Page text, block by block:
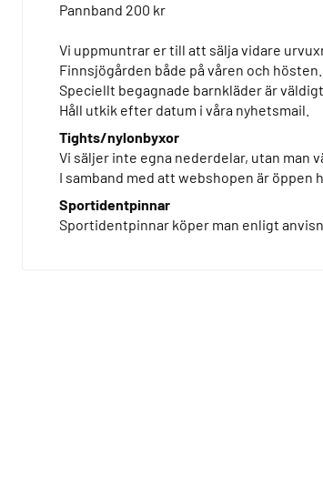
Pannband 200 kr
Vi uppmuntrar er till att sälja vidare
Finnsjögården både på våren och hösten.
Speciellt begagnade barnkläder är
Håll utkik efter datum i våra nyhetsmail.
Tights/nylonbyxor
Vi säljer inte egna nederdelar, utan man
I samband med att webshopen är öppen
Sportidentpinnar
Sportidentpinnar köper man enligt